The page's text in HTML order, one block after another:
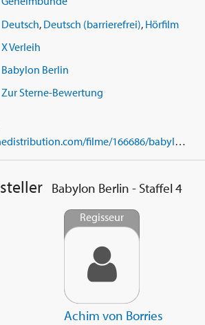
Deutsch, Deutsch (barrierefrei), Hörfilm
X Verleih
Babylon Berlin
Zur Sterne-Bewertung
https://www.leoninedistribution.com/filme/166686/babylon-berlin-staffel-4.html
Babylon Berlin - Staffel 4
Regisseur
Achim von Borries